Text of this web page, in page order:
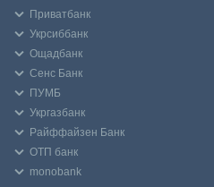
Приватбанк
Укрсиббанк
Ощадбанк
Сенс Банк
ПУМБ
Укргазбанк
Райффайзен Банк
ОТП банк
monobank